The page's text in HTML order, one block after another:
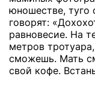
юношестве, туго
говорят:
равновесие. На
метров
сможешь. Мать
свой кофе.